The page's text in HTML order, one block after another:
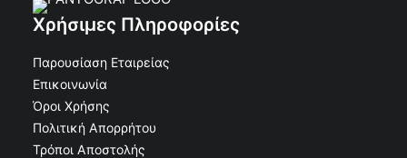
ΠΡΟΣΘΉΚΗ ΣΤΟ ΚΑΛΆΘΙ
€37.20
Χρήσιμες Πληροφορίες
Παρουσίαση Εταιρείας
Επικοινωνία
Όροι Χρήσης
Πολιτική Απορρήτου
Τρόποι Αποστολής